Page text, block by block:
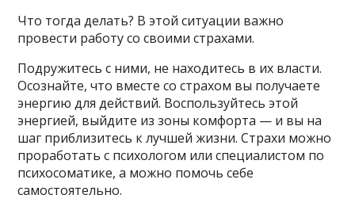
Что тогда делать? В этой ситуации важно
провести работу со своими страхами.
Подружитесь с ними, не находитесь в их власти.
Осознайте, что вместе со страхом вы получаете
энергию для действий. Воспользуйтесь этой
энергией, выйдите из зоны комфорта — и вы на
шаг приблизитесь к лучшей жизни. Страхи можно
проработать с психологом или специалистом по
психосоматике, а можно помочь себе
самостоятельно.